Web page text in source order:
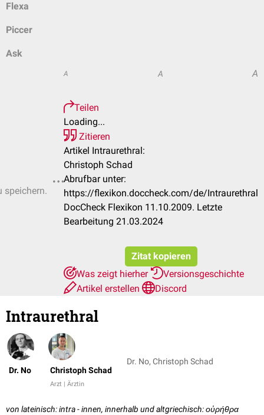
Flexa
Piccer
Ask
speichern.
A A A
Teilen
Loading...
Zitieren
Artikel Intraurethral:
Christoph Schad
Abrufbar unter:
https://flexikon.doccheck.com/de/Intraurethral
DocCheck Flexikon 11.10.2009. Letzte
Bearbeitung 21.03.2024
Zitat kopieren
Was zeigt hierher
Versionsgeschichte
Artikel erstellen
Discord
Intraurethral
Dr. No Christoph Schad
Arzt | Ärztin
Dr. No, Christoph Schad
von lateinisch: intra - innen, innerhalb und altgriechisch: οὐρήθρα